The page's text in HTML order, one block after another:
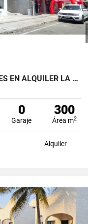
LOCALES COMERCIALES EN ALQUILER LA LIBERTAD AV. 9 OCTUBRE
0
Garaje
300
Área m2
Alquiler